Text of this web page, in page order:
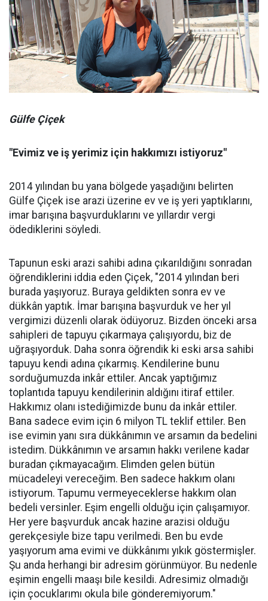
Gülfe Çiçek
"Evimiz ve iş yerimiz için hakkımızı istiyoruz"
2014 yılından bu yana bölgede yaşadığını belirten
Gülfe Çiçek ise arazi üzerine ev ve iş yeri yaptıklarını,
imar barışına başvurduklarını ve yıllardır vergi
ödediklerini söyledi.
Tapunun eski arazi sahibi adına çıkarıldığını sonradan
öğrendiklerini iddia eden Çiçek, "2014 yılından beri
burada yaşıyoruz. Buraya geldikten sonra ev ve
dükkân yaptık. İmar barışına başvurduk ve her yıl
vergimizi düzenli olarak ödüyoruz. Bizden önceki arsa
sahipleri de tapuyu çıkarmaya çalışıyordu, biz de
uğraşıyorduk. Daha sonra öğrendik ki eski arsa sahibi
tapuyu kendi adına çıkarmış. Kendilerine bunu
sorduğumuzda inkâr ettiler. Ancak yaptığımız
toplantıda tapuyu kendilerinin aldığını itiraf ettiler.
Hakkımız olanı istediğimizde bunu da inkâr ettiler.
Bana sadece evim için 6 milyon TL teklif ettiler. Ben
ise evimin yanı sıra dükkânımın ve arsamın da bedelini
istedim. Dükkânımın ve arsamın hakkı verilene kadar
buradan çıkmayacağım. Elimden gelen bütün
mücadeleyi vereceğim. Ben sadece hakkım olanı
istiyorum. Tapumu vermeyeceklerse hakkım olan
bedeli versinler. Eşim engelli olduğu için çalışamıyor.
Her yere başvurduk ancak hazine arazisi olduğu
gerekçesiyle bize tapu verilmedi. Ben bu evde
yaşıyorum ama evimi ve dükkânımı yıkık göstermişler.
Şu anda herhangi bir adresim görünmüyor. Bu nedenle
eşimin engelli maaşı bile kesildi. Adresimiz olmadığı
için çocuklarımı okula bile gönderemiyorum."